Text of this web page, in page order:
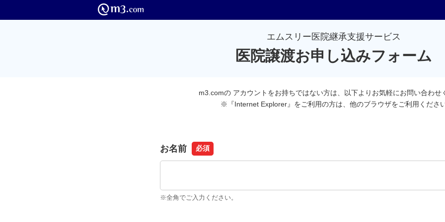
エムスリー医院継承支援サービス
医院譲渡お申し込みフォーム
m3.comの アカウントをお持ちではない方は、以下よりお気軽にお問い合わせ
※『Internet Explorer』をご利用の方は、他のブラウザをご利用くださ
お名前 必須
※全角でご入力ください。